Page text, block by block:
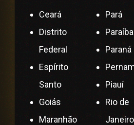
Ceará
Distrito
Federal
Espírito
Santo
Goiás
Maranhão
Pará
Paraíba
Paraná
Piauí
Rio de
Janeiro